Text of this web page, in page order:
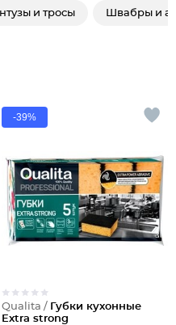
и тросы Швабры и
-39%
Qualita / Губки кухонные
Extra strong